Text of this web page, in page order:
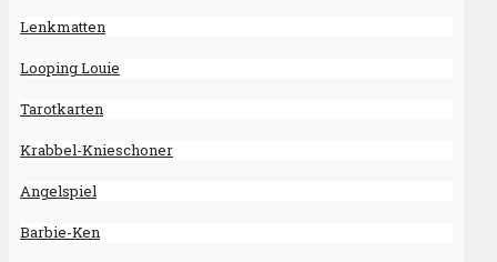
Lenkmatten
Looping Louie
Tarotkarten
Krabbel-Knieschoner
Angelspiel
Barbie-Ken